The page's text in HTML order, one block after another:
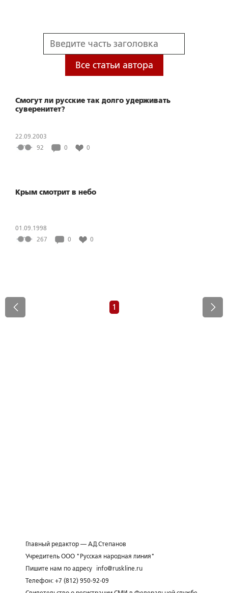
Все статьи автора
Смогут ли русские так долго удерживать
суверенитет?
22.09.2003
92
0 0
Крым смотрит в небо
01.09.1998
267
0 0
1
Главный редактор — А.Д.Степанов
Учредитель ООО "Русская народная линия"
Пишите нам по адресу
info@ruskline.ru
Телефон: +7 (812) 950-92-09